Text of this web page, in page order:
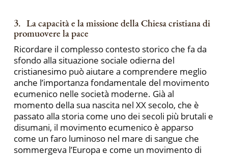
3. La capacità e la missione della Chiesa cristiana di
promuovere la pace
Ricordare il complesso contesto storico che fa da
sfondo alla situazione sociale odierna del
cristianesimo può aiutare a comprendere meglio
anche l’importanza fondamentale del movimento
ecumenico nelle società moderne. Già al
momento della sua nascita nel XX secolo, che è
passato alla storia come uno dei secoli più brutali e
disumani, il movimento ecumenico è apparso
come un faro luminoso nel mare di sangue che
sommergeva l’Europa e come un movimento di